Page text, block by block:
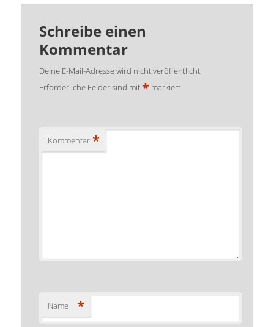
Schreibe einen
Kommentar
Deine E-Mail-Adresse wird nicht veröffentlicht.
Erforderliche Felder sind mit* markiert
Kommentar *
Name *